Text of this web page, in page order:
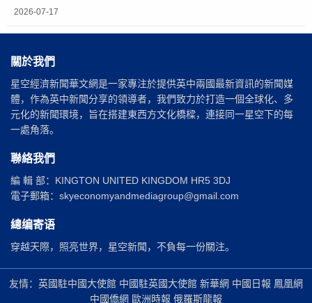
2026-07-17
關於我們
星空經濟新聞華文網是一家專注於提供英中兩國最新資訊的新聞媒
體，作為英中新聞分享的領導者，我們致力於打造一個全球化、多
元化的新聞環境，旨在搭建東西方文化橋樑，連接同一星空下的每
一處角落。
聯絡我們
編 輯 部：KINGTON UNITED KINGDOM HR5 3DJ
電子郵箱：skyeconomyandmediagroup@gmail.com
總编寄语
穿越天際，照亮世界，星空新聞，不負每一份關注。
友情：英國駐中國大使館 中國駐英國大使館 新華網 中國日報 鳳凰網
中國僑網 歐洲時報 俄羅斯龍報